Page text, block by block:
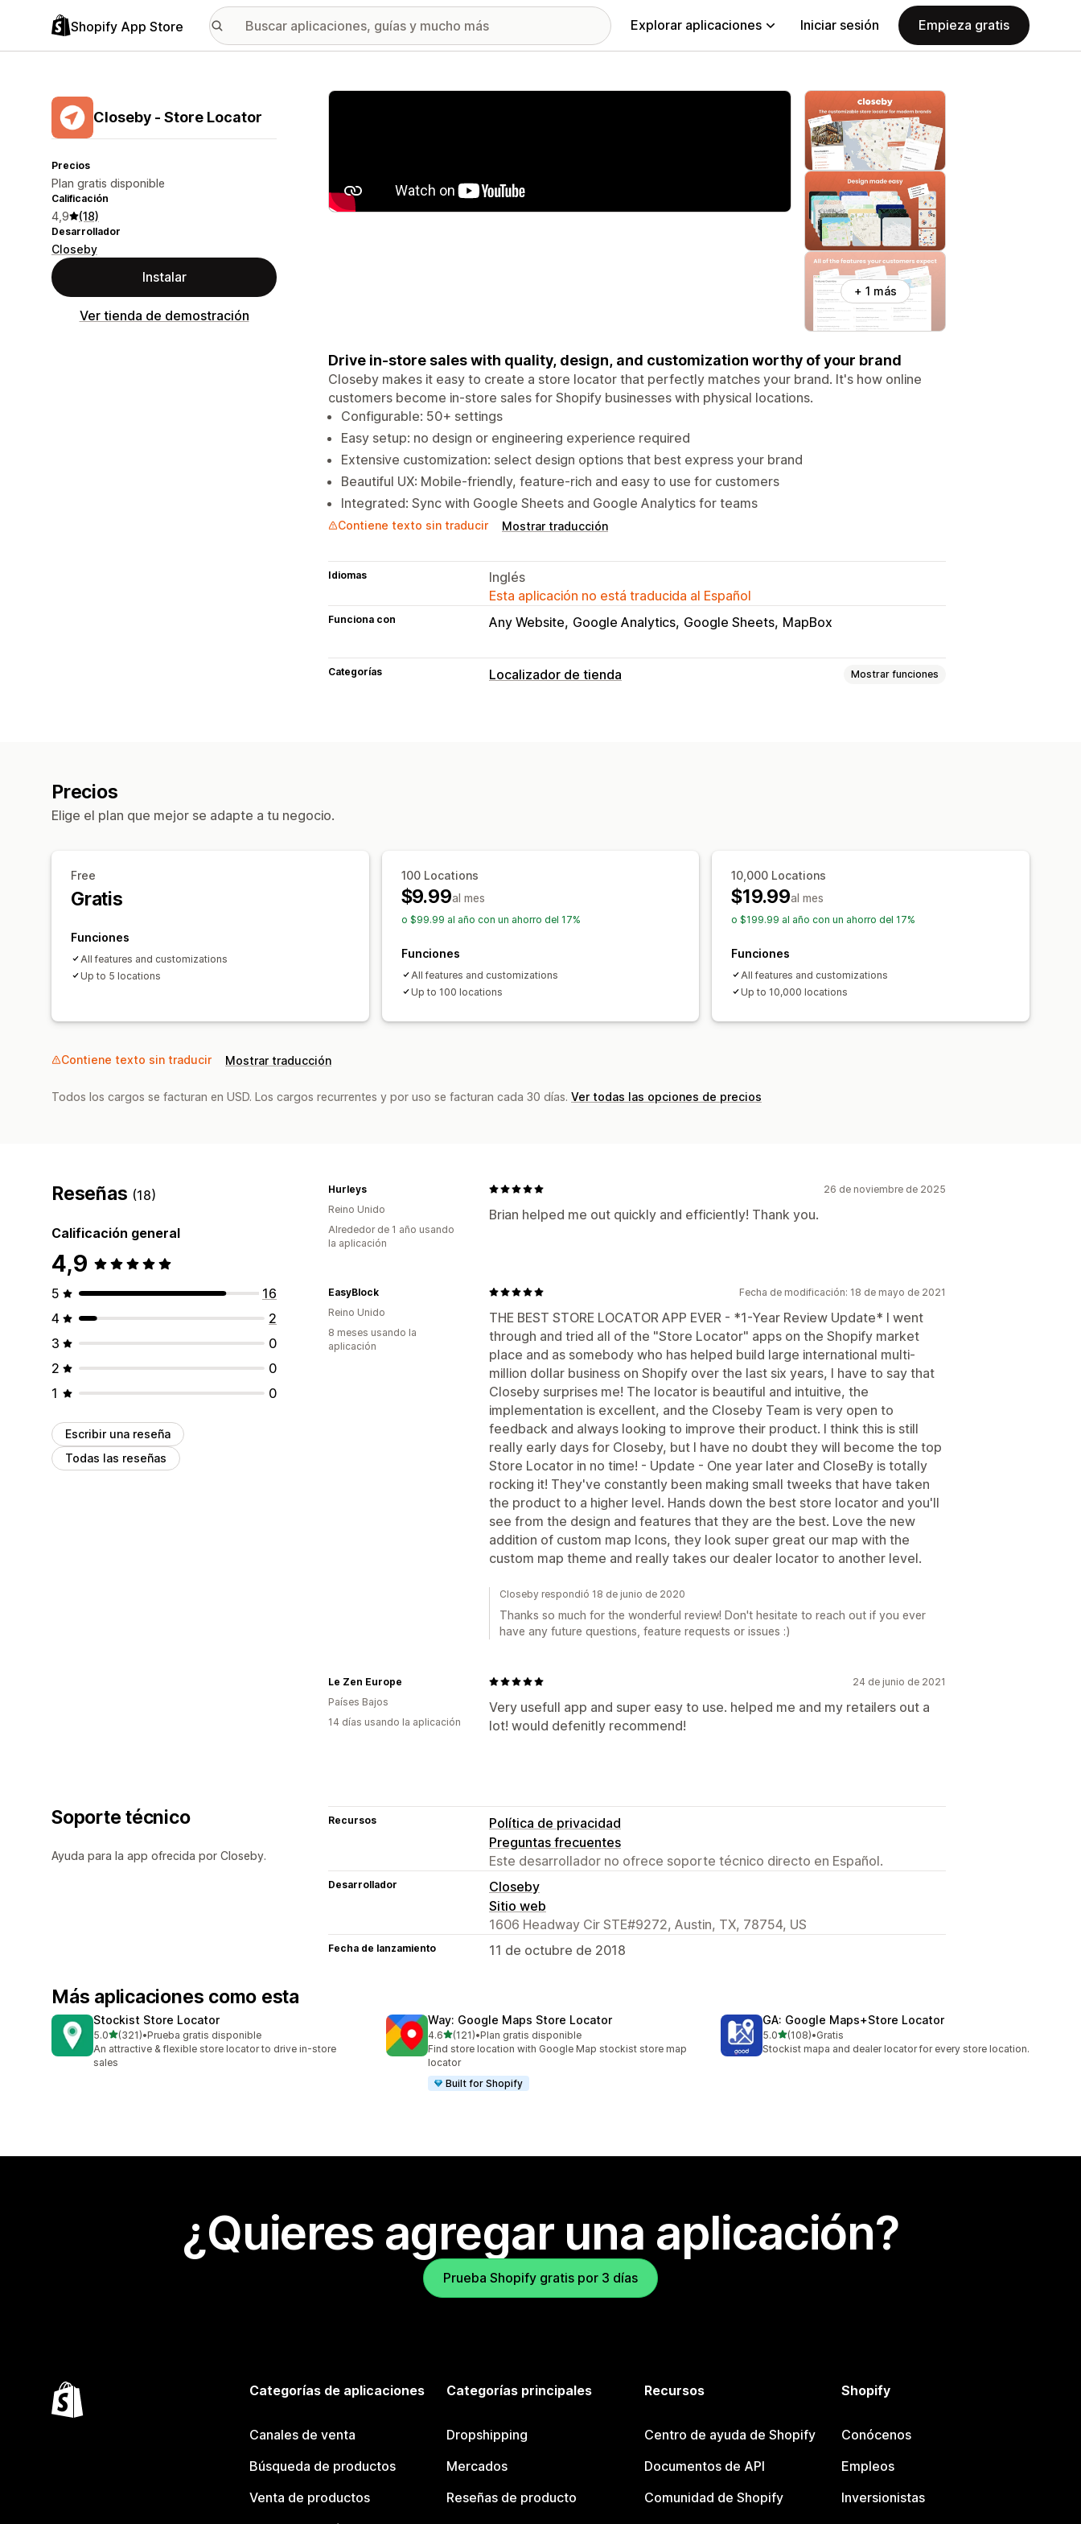
Shopify App Store Explorar aplicaciones Iniciar sesión Empieza gratis
Closeby ‑ Store Locator
Precios
Plan gratis disponible
Calificación
4,9 (18)
Desarrollador
Closeby
Instalar
Ver tienda de demostración
Galería de imágenes destacadas
+ 1 más
Drive in-store sales with quality, design, and customization worthy of your brand
Closeby makes it easy to create a store locator that perfectly matches your brand. It's how online
customers become in-store sales for Shopify businesses with physical locations.
Configurable: 50+ settings
Easy setup: no design or engineering experience required
Extensive customization: select design options that best express your brand
Beautiful UX: Mobile-friendly, feature-rich and easy to use for customers
Integrated: Sync with Google Sheets and Google Analytics for teams
Contiene texto sin traducir Mostrar traducción
Idiomas
Inglés
Esta aplicación no está traducida al Español
Funciona con Any Website Google Analytics Google Sheets MapBox
Categorías Localizador de tienda Mostrar funciones
Búsqueda de productos
Etiquetas Autocompletar
Geolocalización
Filtro de tipo de producto Filtros personalizados
Precios
Elige el plan que mejor se adapte a tu negocio.
Free
Gratis
Funciones
All features and customizations
Up to 5 locations
100 Locations
$9.99al mes
o $99.99 al año con un ahorro del 17%
Funciones
All features and customizations
Up to 100 locations
10,000 Locations
$19.99al mes
o $199.99 al año con un ahorro del 17%
Funciones
All features and customizations
Up to 10,000 locations
Contiene texto sin traducir Mostrar traducción
Todos los cargos se facturan en USD. Los cargos recurrentes y por uso se facturan cada 30 días. Ver todas las opciones de precios
Reseñas (18)
Calificación general
4,9
5
16
4
2
3
0
2
0
1
0
Escribir una reseña
Todas las reseñas
26 de noviembre de 2025
Brian helped me out quickly and efficiently! Thank you.
Hurleys
Reino Unido
Alrededor de 1 año usando
la aplicación
Fecha de modificación: 18 de mayo de 2021
THE BEST STORE LOCATOR APP EVER - *1-Year Review Update* I went
through and tried all of the "Store Locator" apps on the Shopify market
place and as somebody who has helped build large international multi-
million dollar business on Shopify over the last six years, I have to say that
Closeby surprises me! The locator is beautiful and intuitive, the
implementation is excellent, and the Closeby Team is very open to
feedback and always looking to improve their product. I think this is still
really early days for Closeby, but I have no doubt they will become the top
Store Locator in no time! - Update - One year later and CloseBy is totally
rocking it! They've constantly been making small tweeks that have taken
the product to a higher level. Hands down the best store locator and you'll
see from the design and features that they are the best. Love the new
addition of custom map Icons, they look super great our map with the
custom map theme and really takes our dealer locator to another level.
EasyBlock
Reino Unido
8 meses usando la
aplicación
Closeby respondió 18 de junio de 2020
Thanks so much for the wonderful review! Don't hesitate to reach out if you ever
have any future questions, feature requests or issues :)
24 de junio de 2021
Very usefull app and super easy to use. helped me and my retailers out a
lot! would defenitly recommend!
Le Zen Europe
Países Bajos
14 días usando la aplicación
Soporte técnico
Ayuda para la app ofrecida por Closeby.
Recursos
Política de privacidad
Preguntas frecuentes
Este desarrollador no ofrece soporte técnico directo en Español.
Desarrollador
Closeby
Sitio web
1606 Headway Cir STE#9272, Austin, TX, 78754, US
Fecha de lanzamiento 11 de octubre de 2018
Más aplicaciones como esta
Stockist Store Locator
5.0de 5 estrellas
(321)
321 reseñas en total
•Prueba gratis disponible
An attractive & flexible store locator to drive in-store
sales
Way: Google Maps Store Locator
4.6de 5 estrellas
(121)
121 reseñas en total
•Plan gratis disponible
Find store location with Google Map stockist store map
locator
Built for Shopify
GA: Google Maps+Store Locator
5.0de 5 estrellas
(108)
108 reseñas en total
•Gratis
Stockist mapa and dealer locator for every store location.
¿Quieres agregar una aplicación?
Prueba Shopify gratis por 3 días
Categorías de aplicaciones
Canales de venta
Búsqueda de productos
Venta de productos
Categorías principales
Dropshipping
Mercados
Reseñas de producto
Recursos
Centro de ayuda de Shopify
Documentos de API
Comunidad de Shopify
Shopify
Conócenos
Empleos
Inversionistas